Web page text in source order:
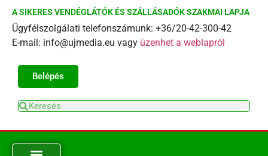
A SIKERES VENDÉGLÁTÓK ÉS SZÁLLÁSADÓK SZAKMAI LAPJA
Ügyfélszolgálati telefonszámunk: +36/20-42-300-42
E-mail: info@ujmedia.eu vagy üzenhet a weblapról
Belépés